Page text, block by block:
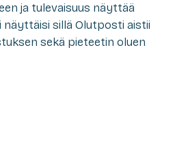
ja tulevaisuus näyttää
näyttäisi sillä Olutposti aistii
sekä pieteetin oluen